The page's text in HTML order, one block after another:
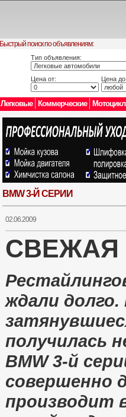
Быстрый поиск по объявлениям:
Тип объявления:
Цена от: Цена
Легковые Коммерческие
BMW 3-Й СЕРИИ
02.06.2009
СВЕЖАЯ
ждали
получилась
BMW 3-й
совершенно
производит